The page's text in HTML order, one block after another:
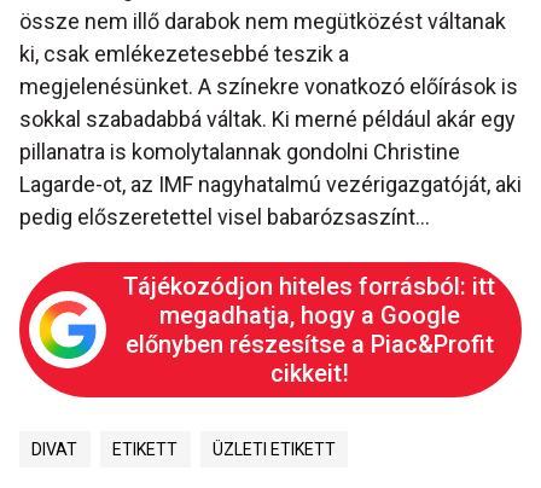
össze nem illő darabok nem megütközést váltanak
ki, csak emlékezetesebbé teszik a
megjelenésünket. A színekre vonatkozó előírások is
sokkal szabadabbá váltak. Ki merné például akár egy
pillanatra is komolytalannak gondolni Christine
Lagarde-ot, az IMF nagyhatalmú vezérigazgatóját, aki
pedig előszeretettel visel babarózsaszínt…
Tájékozódjon hiteles forrásból: itt
megadhatja, hogy a Google
előnyben részesítse a Piac&Profit
cikkeit!
DIVAT ETIKETT ÜZLETI ETIKETT